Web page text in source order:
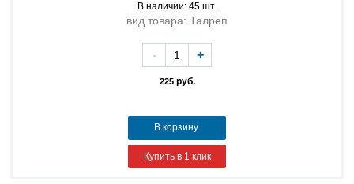
В наличии: 45 шт.
вид товара: Талреп
225руб.
- +
В корзину
Купить в 1 клик